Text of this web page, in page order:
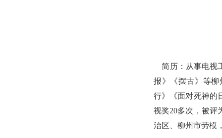
简历：从事电视
报》《摆古》等
行》《面对死神的
视奖20多次，被评
治区、柳州市劳模